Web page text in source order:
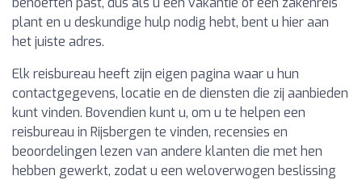
plant en u deskundige hulp nodig hebt, bent u hier aan
het juiste adres.
Elk reisbureau heeft zijn eigen pagina waar u hun
contactgegevens, locatie en de diensten die zij aanbieden
kunt vinden. Bovendien kunt u, om u te helpen een
reisbureau in Rijsbergen te vinden, recensies en
beoordelingen lezen van andere klanten die met hen
hebben gewerkt, zodat u een weloverwogen beslissing